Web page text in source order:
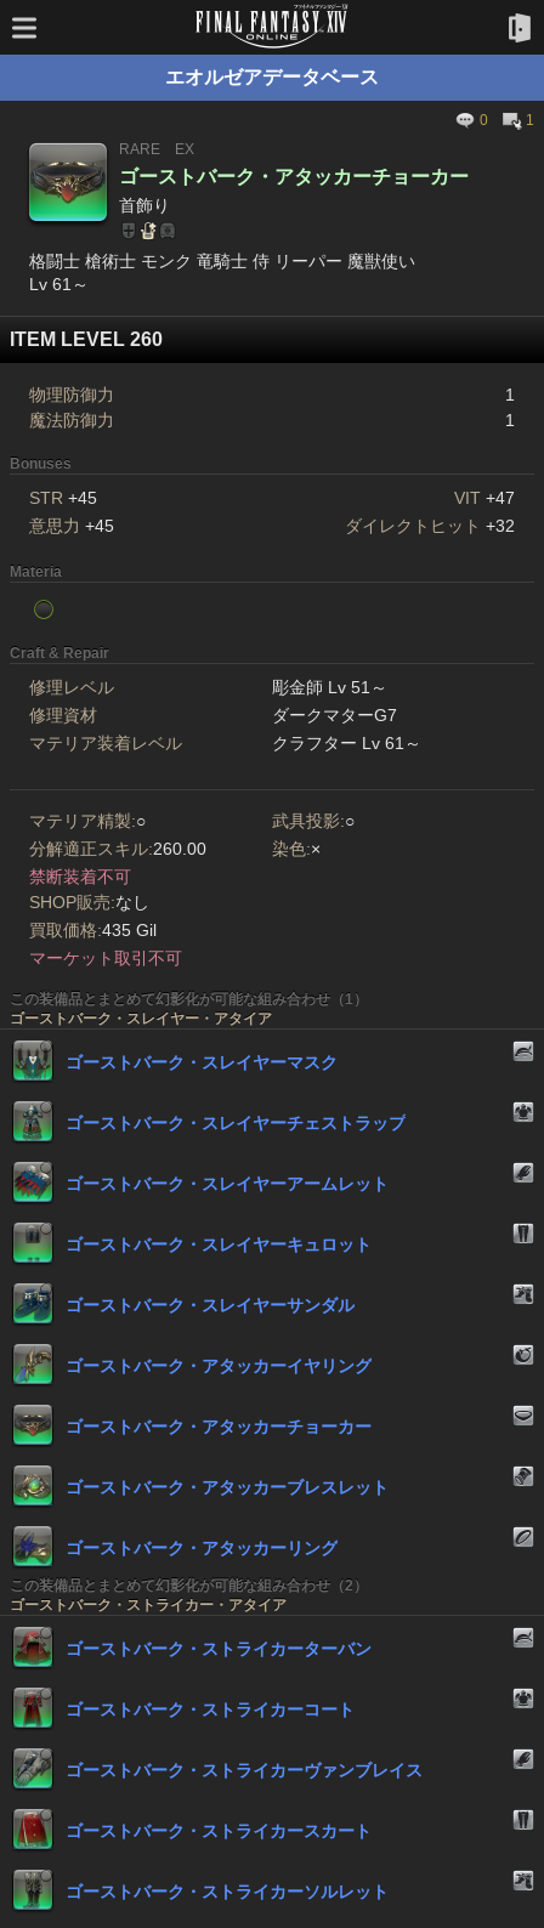
エオルゼアデータベース
0
1
RARE
EX
ゴーストバーク・アタッカーチョーカー
首飾り
格闘士 槍術士 モンク 竜騎士 侍 リーパー 魔獣使い
Lv 61～
ITEM LEVEL 260
物理防御力
1
魔法防御力
1
Bonuses
STR +45 VIT +47
意思力 +45 ダイレクトヒット +32
Materia
Craft & Repair
修理レベル
彫金師 Lv 51～
修理資材
ダークマターG7
マテリア装着レベル
クラフター Lv 61～
マテリア精製:○ 武具投影:○
分解適正スキル:260.00 染色:×
禁断装着不可
SHOP販売:なし
買取価格:435 Gil
マーケット取引不可
この装備品とまとめて幻影化が可能な組み合わせ（1）
ゴーストバーク・スレイヤー・アタイア
ゴーストバーク・スレイヤーマスク
ゴーストバーク・スレイヤーチェストラップ
ゴーストバーク・スレイヤーアームレット
ゴーストバーク・スレイヤーキュロット
ゴーストバーク・スレイヤーサンダル
ゴーストバーク・アタッカーイヤリング
ゴーストバーク・アタッカーチョーカー
ゴーストバーク・アタッカーブレスレット
ゴーストバーク・アタッカーリング
この装備品とまとめて幻影化が可能な組み合わせ（2）
ゴーストバーク・ストライカー・アタイア
ゴーストバーク・ストライカーターバン
ゴーストバーク・ストライカーコート
ゴーストバーク・ストライカーヴァンブレイス
ゴーストバーク・ストライカースカート
ゴーストバーク・ストライカーソルレット